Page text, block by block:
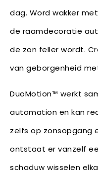
dag. Word wakker
de raamdecoratie
de zon feller wordt.
van geborgenheid
DuoMotion™ werkt
automation en kan
zelfs op zonsopgang
ontstaat er vanzelf
schaduw wisselen